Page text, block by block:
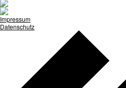
Impressum
Datenschutz